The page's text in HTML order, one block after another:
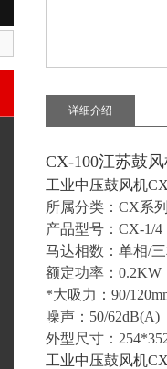
详细介绍
CX-100江苏鼓
工业中压鼓风机
所属分类：CX系
产品型号：CX-1/4
马达相数：单相/
额定功率：0.2KW
*大吸力：90/
噪声：50/62dB(A)
外型尺寸：
工业中压鼓风机